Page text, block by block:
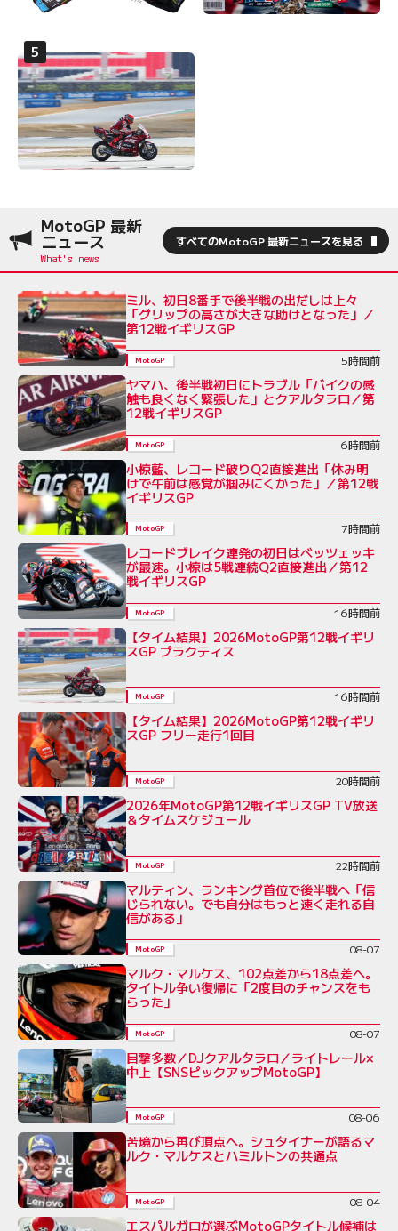
MotoGP 最新
ニュース すべてのMotoGP 最新ニュースを見る
ミル、初日8番手で後半戦の出だしは上々
「グリップの高さが大きな助けとなった」／
第12戦イギリスGP
MotoGP 5時間前
ヤマハ、後半戦初日にトラブル「バイクの感
触も良くなく緊張した」とクアルタラロ／第
12戦イギリスGP
MotoGP 6時間前
小椋藍、レコード破りQ2直接進出「休み明
けで午前は感覚が掴みにくかった」／第12戦
イギリスGP
MotoGP 7時間前
レコードブレイク連発の初日はベッツェッキ
が最速。小椋は5戦連続Q2直接進出／第12
戦イギリスGP
MotoGP 16時間前
【タイム結果】2026MotoGP第12戦イギリ
スGP プラクティス
MotoGP 16時間前
【タイム結果】2026MotoGP第12戦イギリ
スGP フリー走行1回目
MotoGP 20時間前
2026年MotoGP第12戦イギリスGP TV放送
＆タイムスケジュール
MotoGP 22時間前
マルティン、ランキング首位で後半戦へ「信
じられない。でも自分はもっと速く走れる自
信がある」
MotoGP 08-07
マルク・マルケス、102点差から18点差へ。
タイトル争い復帰に「2度目のチャンスをも
らった」
MotoGP 08-07
目撃多数／DJクアルタラロ／ライトレール×
中上【SNSピックアップMotoGP】
MotoGP 08-06
苦境から再び頂点へ。シュタイナーが語るマ
ルク・マルケスとハミルトンの共通点
MotoGP 08-04
エスパルガロが選ぶMotoGPタイトル候補は